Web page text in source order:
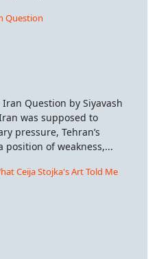
Question
Question by Siyavash
was supposed to
pressure, Tehran’s
of weakness,...
Ceija Stojka's Art Told Me